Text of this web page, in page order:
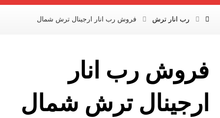
رب انار ترش فروش رب انار ارجینال ترش شمال
فروش رب انار
ارجینال ترش شمال